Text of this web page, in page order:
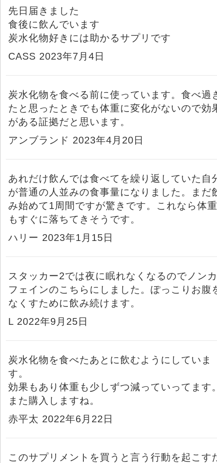
先日届きました
食後に飲んでいます
炭水化物好きには助かるサプリです
CASS 2023年7月4日
炭水化物を食べる前に使っています。食べ過
たと思ったときでも体重に変化がないので効
がある証拠だと思います。
アンブランド 2023年4月20日
あれだけ飲んでは食べてを繰り返していた自
が普通の人並みの食事量になりました。まだ
み始めて1周間ですが驚きです。これなら体重
もすぐに落ちてきそうです。
ハリー 2023年1月15日
スタッカー2では夜に眠れなくなるのでノンカ
フェインのこちらにしました。ぽっこりお腹
なくすために飲み続けます。
L 2022年9月25日
炭水化物を食べたあとに飲むようにしていま
す。
効果もあり体重も少しずつ減っていってます
また購入しますね。
赤平太 2022年6月22日
このサプリメントを買うと言う行動を起こす